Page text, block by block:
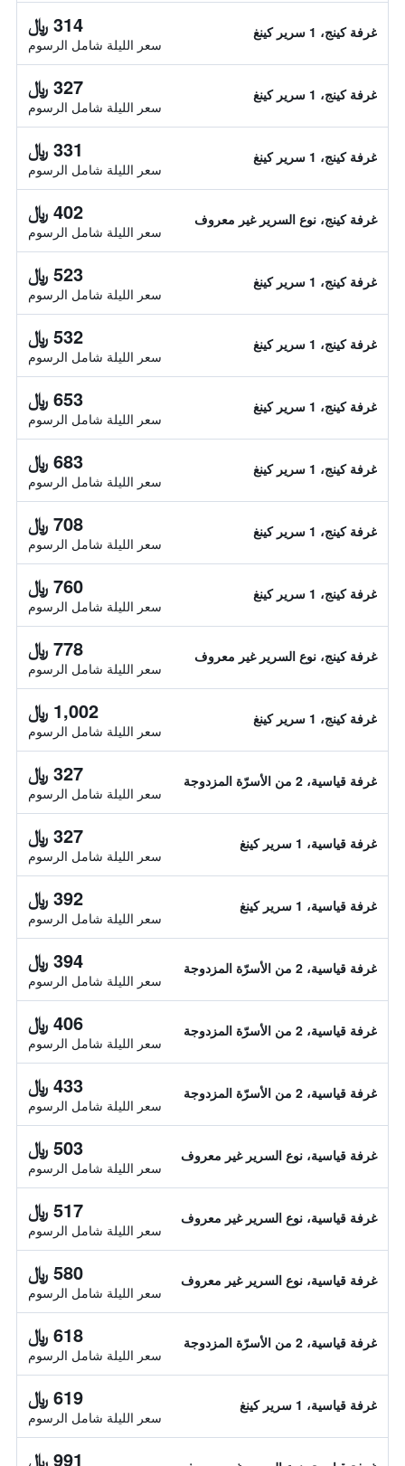
غرفة كينج، 1 سرير كينغ 314 ﷼
سعر الليلة شامل الرسوم
غرفة كينج، 1 سرير كينغ 327 ﷼
سعر الليلة شامل الرسوم
غرفة كينج، 1 سرير كينغ 331 ﷼
سعر الليلة شامل الرسوم
غرفة كينج، نوع السرير غير معروف 402 ﷼
سعر الليلة شامل الرسوم
غرفة كينج، 1 سرير كينغ 523 ﷼
سعر الليلة شامل الرسوم
غرفة كينج، 1 سرير كينغ 532 ﷼
سعر الليلة شامل الرسوم
غرفة كينج، 1 سرير كينغ 653 ﷼
سعر الليلة شامل الرسوم
غرفة كينج، 1 سرير كينغ 683 ﷼
سعر الليلة شامل الرسوم
غرفة كينج، 1 سرير كينغ 708 ﷼
سعر الليلة شامل الرسوم
غرفة كينج، 1 سرير كينغ 760 ﷼
سعر الليلة شامل الرسوم
غرفة كينج، نوع السرير غير معروف 778 ﷼
سعر الليلة شامل الرسوم
غرفة كينج، 1 سرير كينغ 1,002 ﷼
سعر الليلة شامل الرسوم
غرفة قياسية، 2 من الأسرّة المزدوجة 327 ﷼
سعر الليلة شامل الرسوم
غرفة قياسية، 1 سرير كينغ 327 ﷼
سعر الليلة شامل الرسوم
غرفة قياسية، 1 سرير كينغ 392 ﷼
سعر الليلة شامل الرسوم
غرفة قياسية، 2 من الأسرّة المزدوجة 394 ﷼
سعر الليلة شامل الرسوم
غرفة قياسية، 2 من الأسرّة المزدوجة 406 ﷼
سعر الليلة شامل الرسوم
غرفة قياسية، 2 من الأسرّة المزدوجة 433 ﷼
سعر الليلة شامل الرسوم
غرفة قياسية، نوع السرير غير معروف 503 ﷼
سعر الليلة شامل الرسوم
غرفة قياسية، نوع السرير غير معروف 517 ﷼
سعر الليلة شامل الرسوم
غرفة قياسية، نوع السرير غير معروف 580 ﷼
سعر الليلة شامل الرسوم
غرفة قياسية، 2 من الأسرّة المزدوجة 618 ﷼
سعر الليلة شامل الرسوم
غرفة قياسية، 1 سرير كينغ 619 ﷼
سعر الليلة شامل الرسوم
991 ﷼